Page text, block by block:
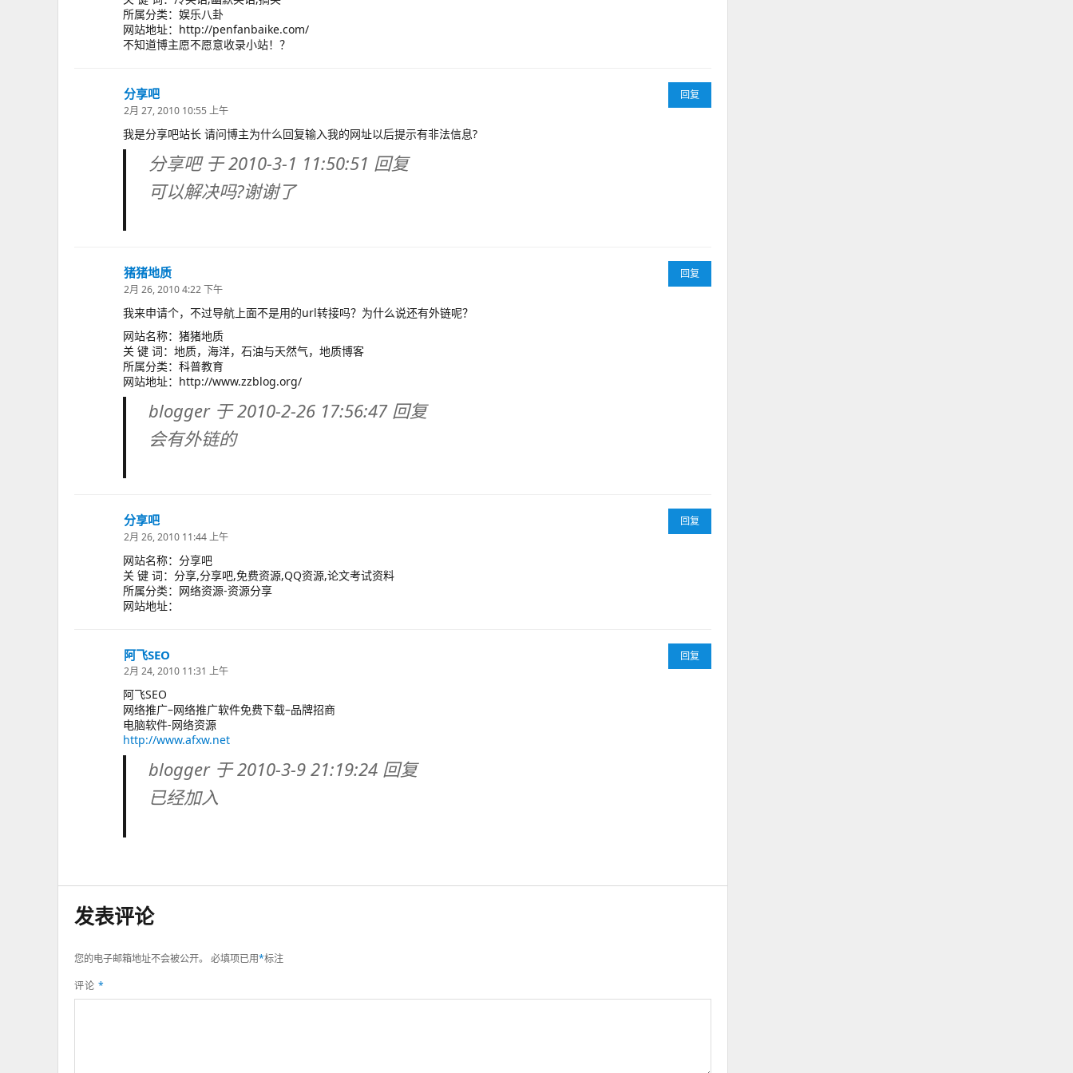
所属分类：娱乐八卦
网站地址：http://penfanbaike.com/
不知道博主愿不愿意收录小站！？
分享吧
道：
2月 27, 2010 10:55 上午
我是分享吧站长 请问博主为什么回复输入我的网址以后提示有非法信息?
分享吧 于 2010-3-1 11:50:51 回复
可以解决吗?谢谢了
回复
猪猪地质
道：
2月 26, 2010 4:22 下午
我来申请个，不过导航上面不是用的url转接吗？为什么说还有外链呢？
网站名称：猪猪地质
关 键 词：地质，海洋，石油与天然气，地质博客
所属分类：科普教育
网站地址：http://www.zzblog.org/
blogger 于 2010-2-26 17:56:47 回复
会有外链的
回复
分享吧
道：
2月 26, 2010 11:44 上午
网站名称：分享吧
关 键 词：分享,分享吧,免费资源,QQ资源,论文考试资料
所属分类：网络资源-资源分享
网站地址：
回复
阿飞SEO
道：
2月 24, 2010 11:31 上午
阿飞SEO
网络推广–网络推广软件免费下载–品牌招商
电脑软件-网络资源
http://www.afxw.net
blogger 于 2010-3-9 21:19:24 回复
已经加入
回复
发表评论
您的电子邮箱地址不会被公开。 必填项已用*标注
评论 *